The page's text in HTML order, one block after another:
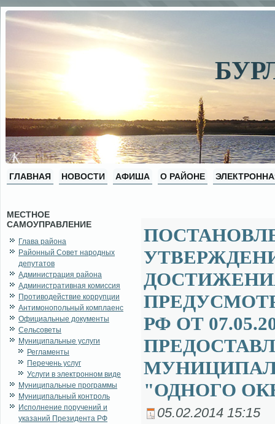
ГЛАВНАЯ НОВОСТИ АФИША О РАЙОНЕ
МЕСТНОЕ
САМОУПРАВЛЕНИЕ
Глава района
Районный Совет народных
депутатов
Администрация района
Административная комиссия
Противодействие коррупции
Антимонопольный комплаенс
Официальные документы
Сельсоветы
Муниципальные услуги
Регламенты
Перечень услуг
Услуги в электронном виде
Муниципальные программы
Муниципальный контроль
Исполнение поручений и
указаний Президента РФ
РФ ОТ
"ОДНОГО
05.02.2014 15:15